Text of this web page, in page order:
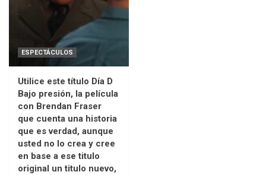
ESPECTÁCULOS
Utilice este título Día D
Bajo presión, la película
con Brendan Fraser
que cuenta una historia
que es verdad, aunque
usted no lo crea y cree
en base a ese titulo
original un titulo nuevo,